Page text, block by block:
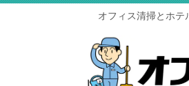
オフィス清掃とホテ